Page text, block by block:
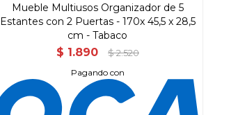
Mueble Multiusos Organizador de 5
Estantes con 2 Puertas - 170x 45,5 x 28,5
cm - Tabaco
$ 1.890 $ 2.520
Pagando con